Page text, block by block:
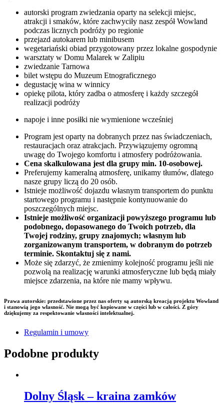
autorski program zwiedzania oparty na selekcji miejsc,
atrakcji i smaków, które zachwyciły nasz zespół Wowland
podczas licznych podróży po regionie
przejazd autokarem lub minibusem
wegetariański obiad przygotowany przez lokalne gospodynie
warsztaty w Domu Malarek w Zalipiu
zwiedzanie Tarnowa
bilet wstępu do Muzeum Etnograficznego
degustację wina w winnicy
opiekę pilota, który zadba o atmosferę i każdy szczegół
realizacji podróży
napoje i inne posiłki nie wymienione wcześniej
Program jest oparty na dobranych przez nas świadczeniach,
restauracjach oraz atrakcjach. Przywiązujemy ogromną
uwagę do Twojego komfortu i atmosfery podróżowania.
Cena skalkulowana jest dla grupy min. 10-osobowej.
Preferujemy kameralną atmosferę, unikamy tłumów, dlatego
nasze grupy liczą do 20 osób.
Istnieje możliwość dojazdu własnym transportem do punktu
startowego programu i następnie kontynuowanie do
poszczególnych miejsc.
Istnieje możliwość organizacji powyższego programu lub
podobnego, dopasowanego do Twoich potrzeb, dla
Twojej rodziny, grupy znajomych; własnym lub
zorganizowanym transportem, w dobranym do potrzeb
terminie. Skontaktuj się z nami.
Może się zdarzyć, że zmienimy kolejność programu jeśli nie
pozwolą na realizację warunki atmosferyczne lub będą miały
miejsce zdarzenia, na które nie mamy wpływu.
Prawa autorskie: przedstawione przez nas oferty są autorską kreacją projektu Wowland
i stanowią jego własność. Nie mogą być kopiowane w części lub w całości. Z góry
dziękujemy za respektowanie własności intelektualnej.
Regulamin i umowy
Podobne produkty
Dolny Śląsk – kraina zamków